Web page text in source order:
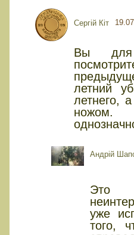
Сергій Кіт
Вы для
летний
летнего,
Андрій
Это
уже
того,